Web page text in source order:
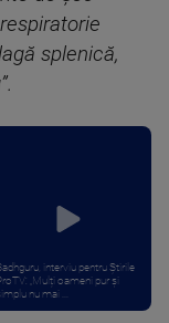
splenică,
interviu pentru Știrile
„Mulți oameni pur și
nu mai ...